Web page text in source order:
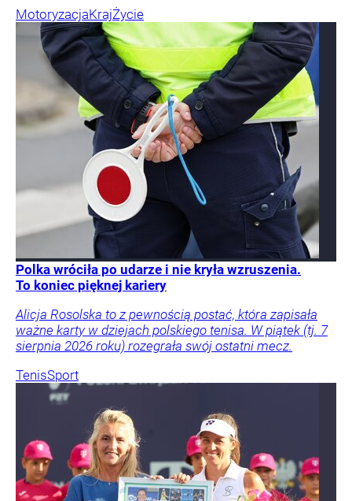
MotoryzacjaKrajŻycie
Polka wróciła po udarze i nie kryła wzruszenia.
To koniec pięknej kariery
Alicja Rosolska to z pewnością postać, która zapisała
ważne karty w dziejach polskiego tenisa. W piątek (tj. 7
sierpnia 2026 roku) rozegrała swój ostatni mecz.
TenisSport